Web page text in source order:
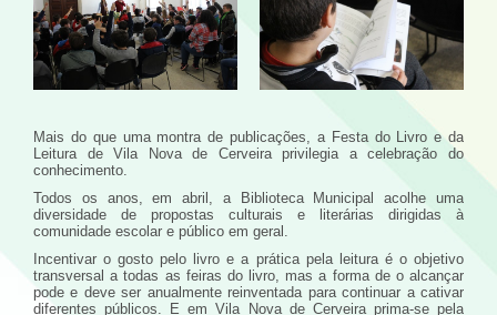
Mais do que uma montra de publicações, a Festa do Livro e da
Leitura de Vila Nova de Cerveira privilegia a celebração do
conhecimento.
Todos os anos, em abril, a Biblioteca Municipal acolhe uma
diversidade de propostas culturais e literárias dirigidas à
comunidade escolar e público em geral.
Incentivar o gosto pelo livro e a prática pela leitura é o objetivo
transversal a todas as feiras do livro, mas a forma de o alcançar
pode e deve ser anualmente reinventada para continuar a cativar
diferentes públicos. E em Vila Nova de Cerveira prima-se pela